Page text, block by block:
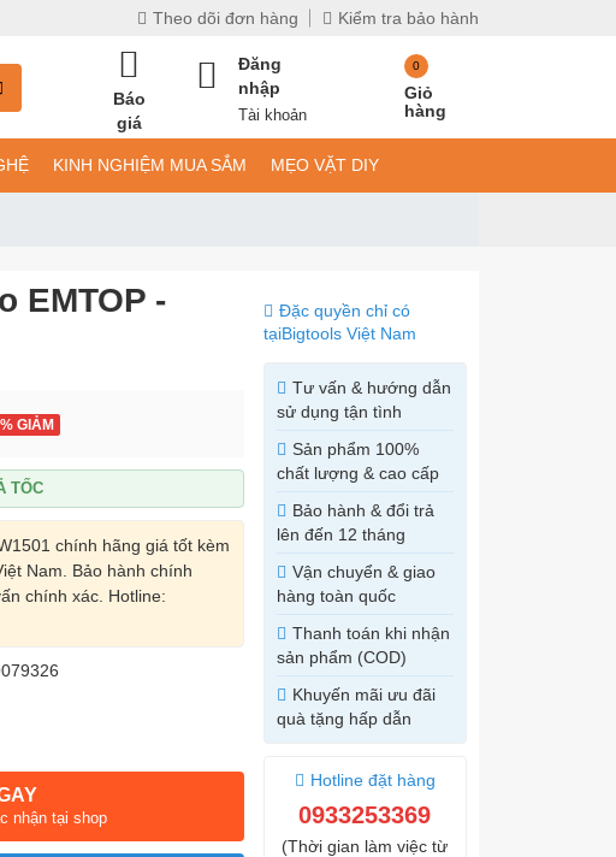
Theo dõi đơn hàng Kiểm tra bảo hành
Báo
giá
Đăng
nhập
Tài khoản
0
Giỏ
hàng
KINH NGHIỆM MUA SẮM MẸO VẶT DIY
EMTOP -
GIẢM
TỐC
chính hãng giá tốt kèm
Nam. Bảo hành chính
chính xác. Hotline:
nhận tại shop
Đặc quyền chỉ có
tạiBigtools Việt Nam
Tư vấn & hướng dẫn
sử dụng tận tình
Sản phẩm 100%
chất lượng & cao cấp
Bảo hành & đổi trả
lên đến 12 tháng
Vận chuyển & giao
hàng toàn quốc
Thanh toán khi nhận
sản phẩm (COD)
Khuyến mãi ưu đãi
quà tặng hấp dẫn
Hotline đặt hàng
0933253369
(Thời gian làm việc từ